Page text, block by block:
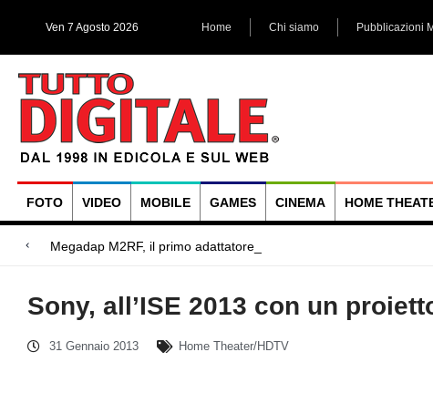
Ven 7 Agosto 2026 Home Chi siamo Pubblicazioni
FOTO VIDEO MOBILE GAMES CINEMA HOME
Megadap M2RF, il primo adattatore autofocus da Lei
Blackmagic Design UltraStudio Express 3G, due accessori ad hoc
Arri Rental, evoluzioni in arrivo
Sony, all’ISE 2013 con un
31 Gennaio 2013 Home Theater/HDTV